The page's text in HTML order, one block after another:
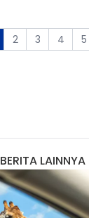
2 3 4 5
BERITA LAINNYA